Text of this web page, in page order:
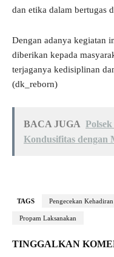
dan etika dalam bertugas
Dengan adanya kegiatan
diberikan kepada
terjaganya kedisiplinan
(dk_reborn)
BACA JUGA
Kondusifitas dengan
TAGS Pengecekan Kehadiran
Propam Laksanakan
TINGGALKAN